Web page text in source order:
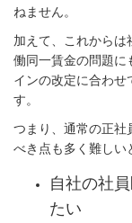
ねません。
加えて、これから
働同一賃金の問題に
インの改定に合わせ
す。
つまり、通常の正社
べき点も多く難しい
自社の社
たい